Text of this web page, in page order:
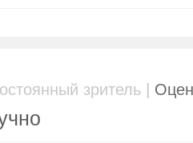
зритель |